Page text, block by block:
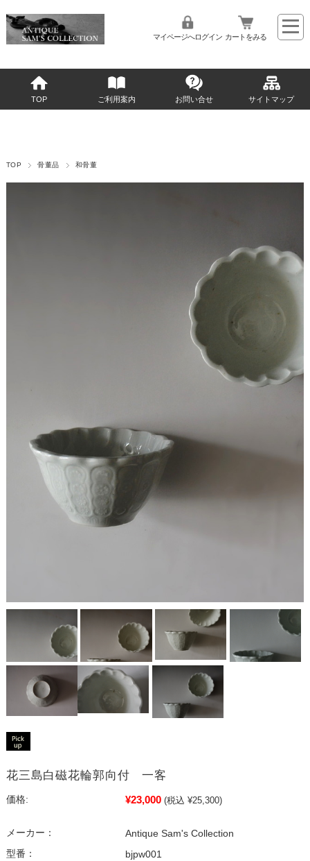
マイページへログイン カートをみる
TOP ご利用案内 お問い合せ サイトマップ
TOP 骨董品 和骨董
花三島白磁花輪郭向付 一客
価格: ¥23,000 (税込 ¥25,300)
メーカー：
Antique Sam's Collection
型番：
bjpw001